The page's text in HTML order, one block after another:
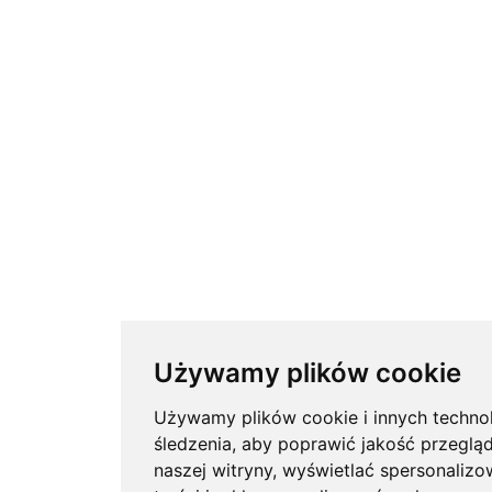
Używamy plików cookie
Używamy plików cookie i innych
śledzenia, aby poprawić jakość
naszej witryny, wyświetlać